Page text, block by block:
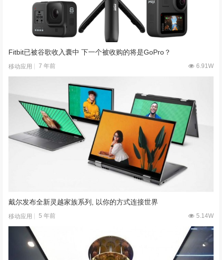
Fitbit已被谷歌收入囊中 下一个被收购的将是GoPro？
移动应用 7 年前 6.91W
戴尔发布全新灵越家族系列, 以你的方式连接世界
移动应用 5 年前 5.14W